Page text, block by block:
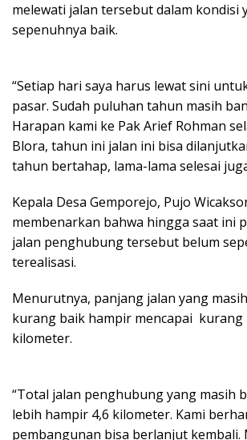
melewati jalan tersebut dalam kondisi
sepenuhnya baik.
“Setiap hari saya harus lewat sini
pasar. Sudah puluhan tahun masih
Harapan kami ke Pak Arief Rohman
Blora, tahun ini jalan ini bisa
tahun bertahap, lama-lama selesai
‎Kepala Desa Gemporejo, Pujo
membenarkan bahwa hingga saat ini
jalan penghubung tersebut belum
terealisasi.
Menurutnya, panjang jalan yang
kurang baik hampir mencapai kurang
kilometer.
“Total jalan penghubung yang masih
lebih hampir 4,6 kilometer. Kami
pembangunan bisa berlanjut kembali.